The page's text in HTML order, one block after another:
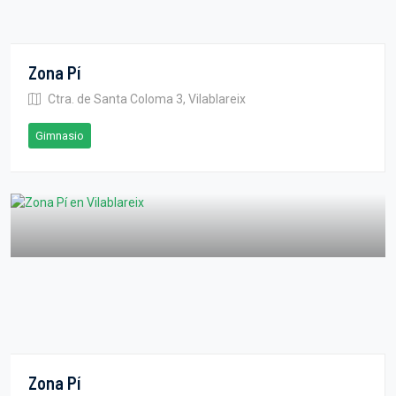
Zona Pí
Ctra. de Santa Coloma 3, Vilablareix
Gimnasio
Zona Pí